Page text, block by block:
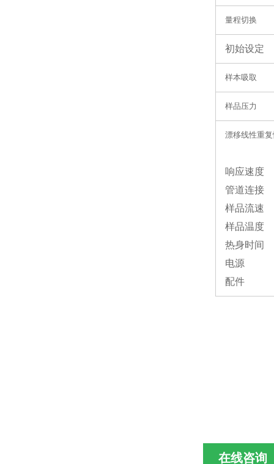
量程切换
初始设定
样本吸取
样品压力
漂移线性重复
响应速度
管道连接
样品流速
样品温度
热身时间
电源
配件
在线咨询